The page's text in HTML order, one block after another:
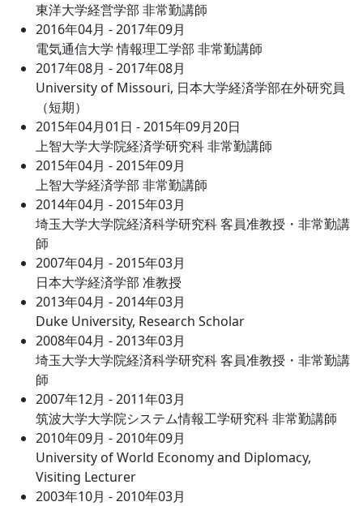
東洋大学経営学部 非常勤講師
2016年04月 - 2017年09月
電気通信大学 情報理工学部 非常勤講師
2017年08月 - 2017年08月
University of Missouri, 日本大学経済学部在外研究員
（短期）
2015年04月01日 - 2015年09月20日
上智大学大学院経済学研究科 非常勤講師
2015年04月 - 2015年09月
上智大学経済学部 非常勤講師
2014年04月 - 2015年03月
埼玉大学大学院経済科学研究科 客員准教授・非常勤講
師
2007年04月 - 2015年03月
日本大学経済学部 准教授
2013年04月 - 2014年03月
Duke University, Research Scholar
2008年04月 - 2013年03月
埼玉大学大学院経済科学研究科 客員准教授・非常勤講
師
2007年12月 - 2011年03月
筑波大学大学院システム情報工学研究科 非常勤講師
2010年09月 - 2010年09月
University of World Economy and Diplomacy,
Visiting Lecturer
2003年10月 - 2010年03月